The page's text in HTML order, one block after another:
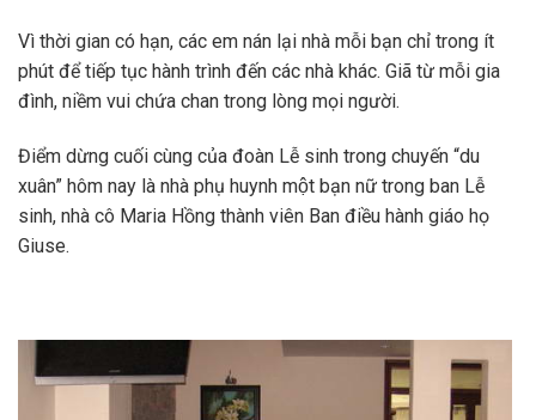
Vì thời gian có hạn, các em nán lại nhà mỗi bạn chỉ trong ít
phút để tiếp tục hành trình đến các nhà khác. Giã từ mỗi gia
đình, niềm vui chứa chan trong lòng mọi người.
Điểm dừng cuối cùng của đoàn Lễ sinh trong chuyến “du
xuân” hôm nay là nhà phụ huynh một bạn nữ trong ban Lễ
sinh, nhà cô Maria Hồng thành viên Ban điều hành giáo họ
Giuse.